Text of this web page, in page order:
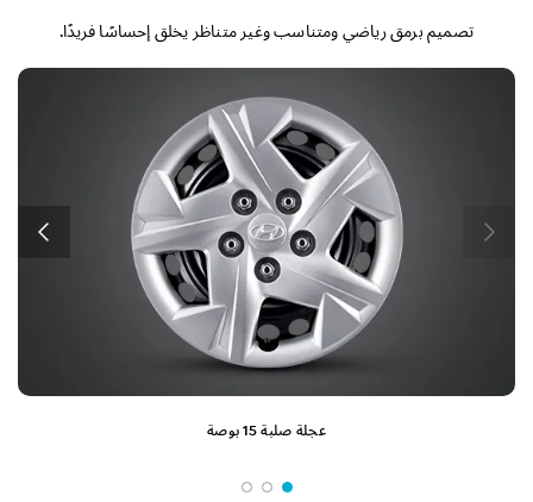
تصميم برمق رياضي ومتناسب وغير متناظر يخلق إحساسًا فريدًا.
عجلة صلبة 15 بوصة